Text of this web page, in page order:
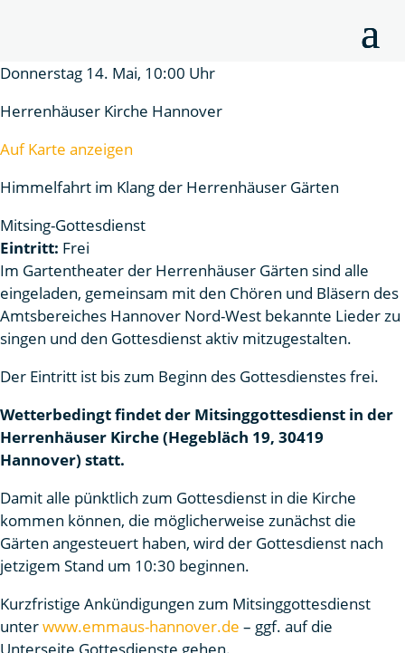
Donnerstag 14. Mai, 10:00 Uhr
Herrenhäuser Kirche Hannover
Auf Karte anzeigen
Himmelfahrt im Klang der Herrenhäuser Gärten
Mitsing-Gottesdienst
Eintritt: Frei
Im Gartentheater der Herrenhäuser Gärten sind alle
eingeladen, gemeinsam mit den Chören und Bläsern des
Amtsbereiches Hannover Nord-West bekannte Lieder zu
singen und den Gottesdienst aktiv mitzugestalten.
Der Eintritt ist bis zum Beginn des Gottesdienstes frei.
Wetterbedingt findet der Mitsinggottesdienst in der
Herrenhäuser Kirche (Hegebläch 19, 30419
Hannover) statt.
Damit alle pünktlich zum Gottesdienst in die Kirche
kommen können, die möglicherweise zunächst die
Gärten angesteuert haben, wird der Gottesdienst nach
jetzigem Stand um 10:30 beginnen.
Kurzfristige Ankündigungen zum Mitsinggottesdienst
unterwww.emmaus-hannover.de – ggf. auf die